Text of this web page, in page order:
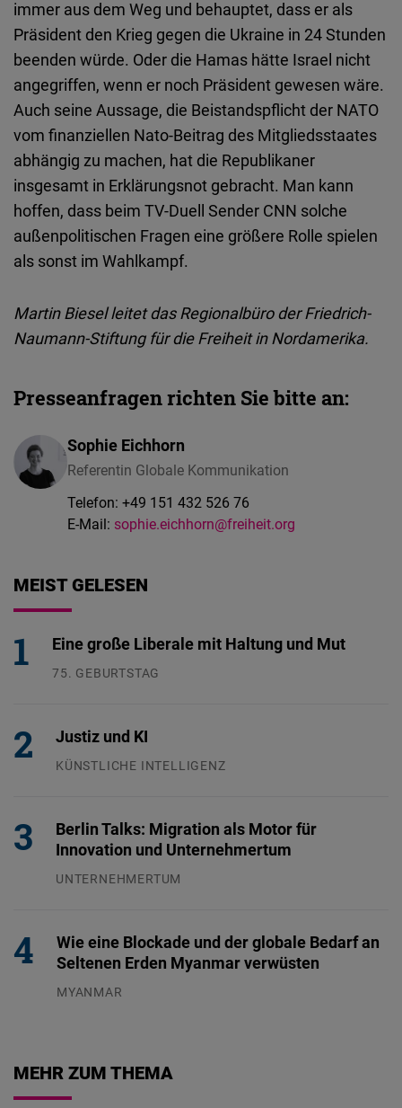
immer aus dem Weg und behauptet, dass er als
Präsident den Krieg gegen die Ukraine in 24 Stunden
beenden würde. Oder die Hamas hätte Israel nicht
angegriffen, wenn er noch Präsident gewesen wäre.
Auch seine Aussage, die Beistandspflicht der NATO
vom finanziellen Nato-Beitrag des Mitgliedsstaates
abhängig zu machen, hat die Republikaner
insgesamt in Erklärungsnot gebracht. Man kann
hoffen, dass beim TV-Duell Sender CNN solche
außenpolitischen Fragen eine größere Rolle spielen
als sonst im Wahlkampf.
Martin Biesel leitet das Regionalbüro der Friedrich-
Naumann-Stiftung für die Freiheit in Nordamerika.
Presseanfragen richten Sie bitte an:
Sophie Eichhorn
Referentin Globale Kommunikation
Telefon: +49 151 432 526 76
E-Mail: sophie.eichhorn@freiheit.org
MEIST GELESEN
Eine große Liberale mit Haltung und Mut
75. GEBURTSTAG
Justiz und KI
KÜNSTLICHE INTELLIGENZ
Berlin Talks: Migration als Motor für
Innovation und Unternehmertum
UNTERNEHMERTUM
Wie eine Blockade und der globale Bedarf an
Seltenen Erden Myanmar verwüsten
MYANMAR
MEHR ZUM THEMA